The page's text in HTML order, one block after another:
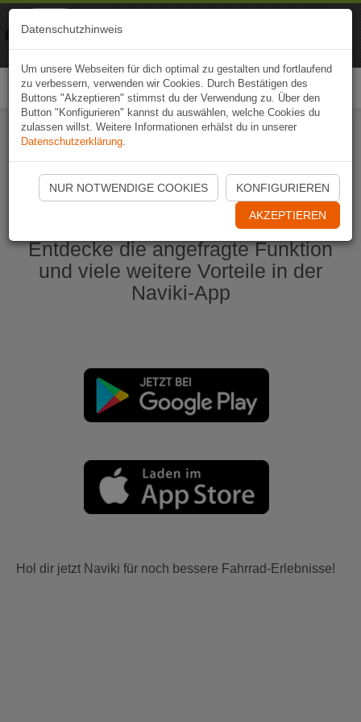
Naviki App jetzt öffnen
Entdecke die angefragte Funktion
und viele weitere Vorteile in der
Naviki-App
Hol dir jetzt Naviki für noch bessere Fahrrad-Erlebnisse!
Datenschutzhinweis
Um unsere Webseiten für dich optimal zu gestalten und fortlaufend
zu verbessern, verwenden wir Cookies. Durch Bestätigen des
Buttons "Akzeptieren" stimmst du der Verwendung zu. Über den
Button "Konfigurieren" kannst du auswählen, welche Cookies du
zulassen willst. Weitere Informationen erhälst du in unserer
Datenschutzerklärung.
NUR NOTWENDIGE COOKIES KONFIGURIEREN
AKZEPTIEREN
Naviki